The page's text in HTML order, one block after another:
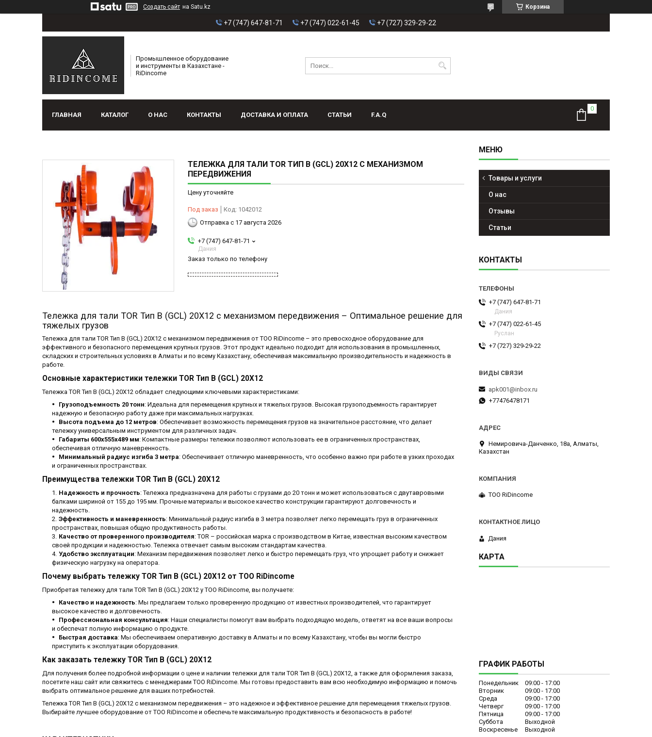
Создать сайт на Satu.kz Корзина
+7 (747) 647-81-71 +7 (747) 022-61-45 +7 (727) 329-29-22
Промышленное оборудование
и инструменты в Казахстане -
RiDincome
ГЛАВНАЯ КАТАЛОГ О НАС КОНТАКТЫ ДОСТАВКА И ОПЛАТА СТАТЬИ F.A.Q
ТЕЛЕЖКА ДЛЯ ТАЛИ TOR ТИП В (GCL) 20Х12 С МЕХАНИЗМОМ
ПЕРЕДВИЖЕНИЯ
Цену уточняйте
Под заказ Код: 1042012
Отправка с 17 августа 2026
+7 (747) 647-81-71
Дания
Заказ только по телефону
Тележка для тали TOR Тип В (GCL) 20Х12 с механизмом передвижения – Оптимальное решение для
тяжелых грузов
Тележка для тали TOR Тип В (GCL) 20Х12 с механизмом передвижения от ТОО RiDincome – это превосходное оборудование для
эффективного и безопасного перемещения крупных грузов. Этот продукт идеально подходит для использования в промышленных,
складских и строительных условиях в Алматы и по всему Казахстану, обеспечивая максимальную производительность и надежность в
работе.
Основные характеристики тележки TOR Тип В (GCL) 20Х12
Тележка TOR Тип В (GCL) 20Х12 обладает следующими ключевыми характеристиками:
Грузоподъемность 20 тонн: Идеальна для перемещения крупных и тяжелых грузов. Высокая грузоподъемность гарантирует
надежную и безопасную работу даже при максимальных нагрузках.
Высота подъема до 12 метров: Обеспечивает возможность перемещения грузов на значительное расстояние, что делает
тележку универсальным инструментом для различных задач.
Габариты 600x555x489 мм: Компактные размеры тележки позволяют использовать ее в ограниченных пространствах,
обеспечивая отличную маневренность.
Минимальный радиус изгиба 3 метра: Обеспечивает отличную маневренность, что особенно важно при работе в узких проходах
и ограниченных пространствах.
Преимущества тележки TOR Тип В (GCL) 20Х12
Надежность и прочность: Тележка предназначена для работы с грузами до 20 тонн и может использоваться с двутавровыми
балками шириной от 155 до 195 мм. Прочные материалы и высокое качество конструкции гарантируют долговечность и
надежность.
Эффективность и маневренность: Минимальный радиус изгиба в 3 метра позволяет легко перемещать груз в ограниченных
пространствах, повышая общую продуктивность работы.
Качество от проверенного производителя: TOR – российская марка с производством в Китае, известная высоким качеством
своей продукции и надежностью. Тележка отвечает самым высоким стандартам качества.
Удобство эксплуатации: Механизм передвижения позволяет легко и быстро перемещать груз, что упрощает работу и снижает
физическую нагрузку на оператора.
Почему выбрать тележку TOR Тип В (GCL) 20Х12 от ТОО RiDincome
Приобретая тележку для тали TOR Тип В (GCL) 20Х12 у ТОО RiDincome, вы получаете:
Качество и надежность: Мы предлагаем только проверенную продукцию от известных производителей, что гарантирует
высокое качество и долговечность.
Профессиональная консультация: Наши специалисты помогут вам выбрать подходящую модель, ответят на все ваши вопросы
и обеспечат полную информацию о продукте.
Быстрая доставка: Мы обеспечиваем оперативную доставку в Алматы и по всему Казахстану, чтобы вы могли быстро
приступить к эксплуатации оборудования.
Как заказать тележку TOR Тип В (GCL) 20Х12
Для получения более подробной информации о цене и наличии тележки для тали TOR Тип В (GCL) 20Х12, а также для оформления заказа,
посетите наш сайт или свяжитесь с менеджерами ТОО RiDincome. Мы готовы предоставить вам всю необходимую информацию и помочь
выбрать оптимальное решение для ваших потребностей.
Тележка TOR Тип В (GCL) 20Х12 с механизмом передвижения – это надежное и эффективное решение для перемещения тяжелых грузов.
Выбирайте лучшее оборудование от ТОО RiDincome и обеспечьте максимальную продуктивность и безопасность в работе!
Товары и услуги
О нас
Отзывы
Статьи
КОНТАКТЫ
+7 (747) 647-81-71
Дания
+7 (747) 022-61-45
Руслан
+7 (727) 329-29-22
apk001@inbox.ru
+77476478171
Немировича-Данченко, 18а, Алматы,
Казахстан
ТОО RiDincome
Дания
КАРТА
ГРАФИК РАБОТЫ
Понедельник 09:00
17:00
Вторник
09:00
17:00
Среда
09:00
17:00
Четверг
09:00
17:00
Пятница
09:00
17:00
Суббота
Выходной
Воскресенье
Выходной